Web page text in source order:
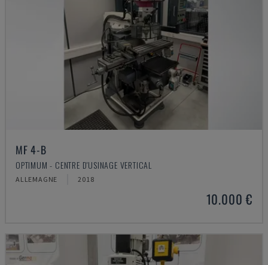
MF 4-B
OPTIMUM - CENTRE D'USINAGE VERTICAL
ALLEMAGNE 2018
10.000 €